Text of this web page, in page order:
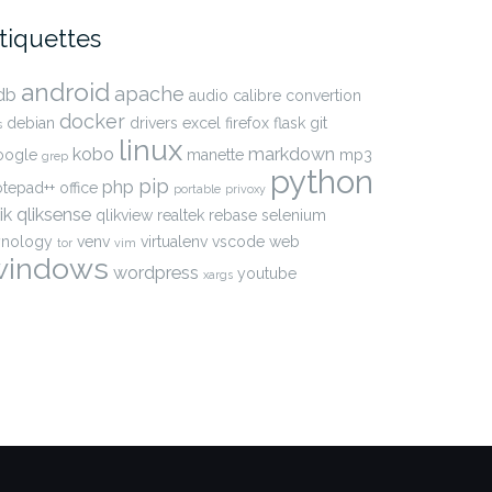
android apache audio calibre convertion
debian docker drivers excel firefox flask git
grep kobo linux manette markdown mp3
office php pip portable privoxy python
qliksense qlikview realtek rebase selenium
tor venv vim virtualenv vscode web
wordpress xargs youtube